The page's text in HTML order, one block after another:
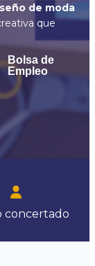
de moda
que
Bolsa de
Empleo
concertado